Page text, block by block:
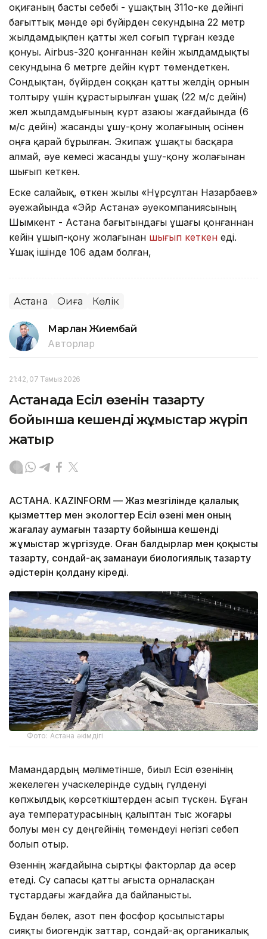
оқиғаның басты себебі - ұшақтың 311о-ке дейінгі
бағыттық мәнде әрі бүйірден секундына 22 метр
жылдамдықпен қатты жел соғып тұрған кезде
қонуы. Airbus-320 қонғаннан кейін жылдамдықты
секундына 6 метрге дейін күрт төмендеткен.
Сондықтан, бүйірден соққан қатты желдің орнын
толтыру үшін құрастырылған ұшақ (22 м/с дейін)
жел жылдамдығының күрт азаюы жағдайында (6
м/с дейін) жасанды ұшу-қону жолағының осінен
оңға қарай бұрылған. Экипаж ұшақты басқара
алмай, әуе кемесі жасанды ұшу-қону жолағынан
шығып кеткен.
Еске салайық, өткен жылы «Нұрсұлтан Назарбаев»
әуежайында «Эйр Астана» әуекомпаниясының
Шымкент - Астана бағытындағы ұшағы қонғаннан
кейін ұшып-қону жолағынан шығып кеткен еді.
Ұшақ ішінде 106 адам болған,
Астана Оқиға Көлік
Марлан Жиембай
Авторлар
21:42, 07 Тамыз 2026
Астанада Есіл өзенін тазарту
бойынша кешенді жұмыстар жүріп
жатыр
АСТАНА. KAZINFORM — Жаз мезгілінде қалалық
қызметтер мен экологтер Есіл өзені мен оның
жағалау аумағын тазарту бойынша кешенді
жұмыстар жүргізуде. Оған балдырлар мен қоқысты
тазарту, сондай-ақ заманауи биологиялық тазарту
әдістерін қолдану кіреді.
Фото: Астана әкімдігі
Мамандардың мәліметінше, биыл Есіл өзенінің
жекелеген учаскелерінде судың гүлденуі
көпжылдық көрсеткіштерден асып түскен. Бұған
ауа температурасының қалыптан тыс жоғары
болуы мен су деңгейінің төмендеуі негізгі себеп
болып отыр.
Өзеннің жағдайына сыртқы факторлар да әсер
етеді. Су сапасы қатты ағыста орналасқан
тұстардағы жағдайға да байланысты.
Бұдан бөлек, азот пен фосфор қосылыстары
сияқты биогендік заттар, сондай-ақ органикалық